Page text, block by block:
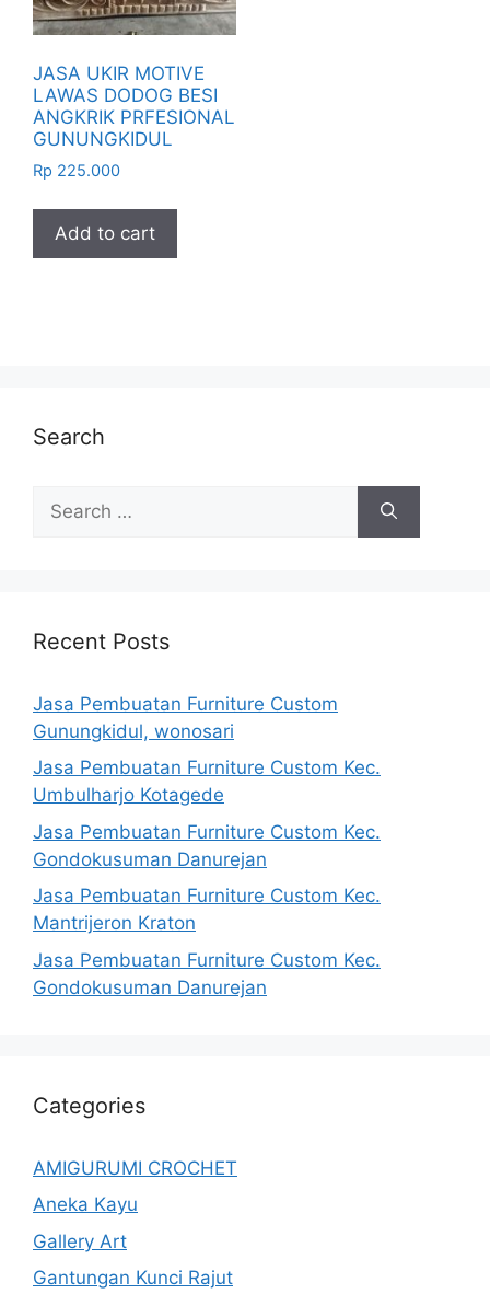
JASA UKIR MOTIVE
LAWAS DODOG BESI
ANGKRIK PRFESIONAL
GUNUNGKIDUL
Rp 225.000
Add to cart
Search
for:
Recent Posts
Jasa Pembuatan Furniture Custom
Gunungkidul, wonosari
Jasa Pembuatan Furniture Custom Kec.
Umbulharjo Kotagede
Jasa Pembuatan Furniture Custom Kec.
Gondokusuman Danurejan
Jasa Pembuatan Furniture Custom Kec.
Mantrijeron Kraton
Jasa Pembuatan Furniture Custom Kec.
Gondokusuman Danurejan
Categories
AMIGURUMI CROCHET
Aneka Kayu
Gallery Art
Gantungan Kunci Rajut